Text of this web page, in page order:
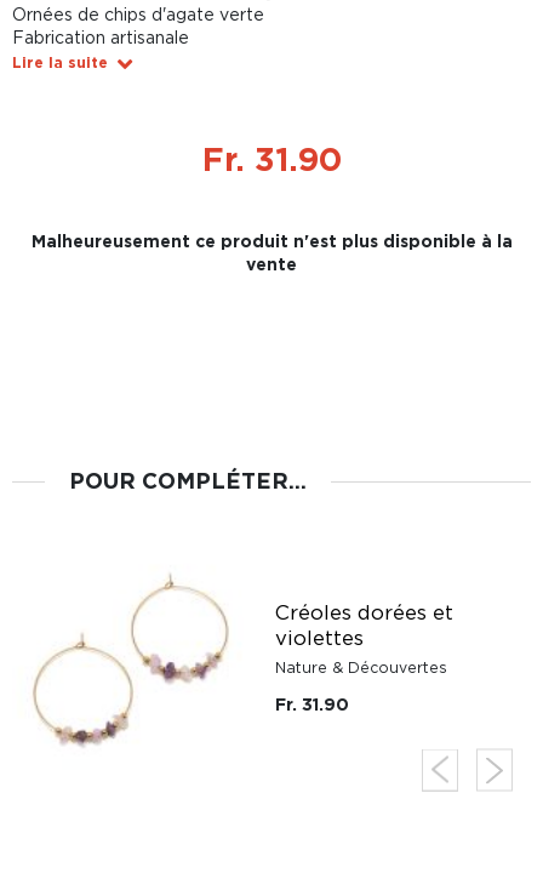
Ornées de chips d'agate verte
Fabrication artisanale
Lire la suite
Fr. 31.90
Malheureusement ce produit n'est plus disponible à la
vente
POUR COMPLÉTER...
Créoles dorées et
violettes
Nature & Découvertes
Fr. 31.90